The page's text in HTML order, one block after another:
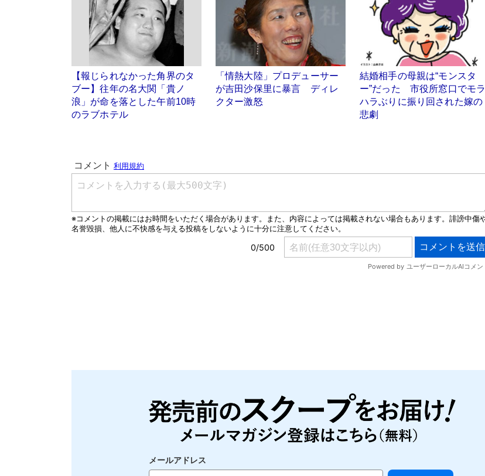
【報じられなかった角界のタ
ブー】往年の名大関「貴ノ
浪」が命を落とした午前10時
のラブホテル
「情熱大陸」プロデューサー
が吉田沙保里に暴言 ディレ
クター激怒
結婚相手の母親は“モンスタ
ー”だった 市役所窓口でモラ
ハラぶりに振り回された嫁の
悲劇
メールアドレス